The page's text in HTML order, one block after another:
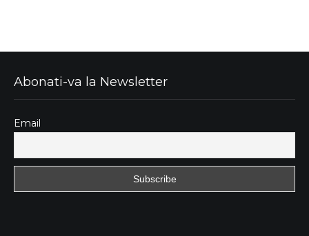
Abonati-va la Newsletter
Email